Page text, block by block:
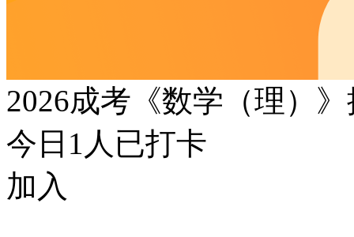
2026成考《数学（理）
今日 1 人已打卡
加入